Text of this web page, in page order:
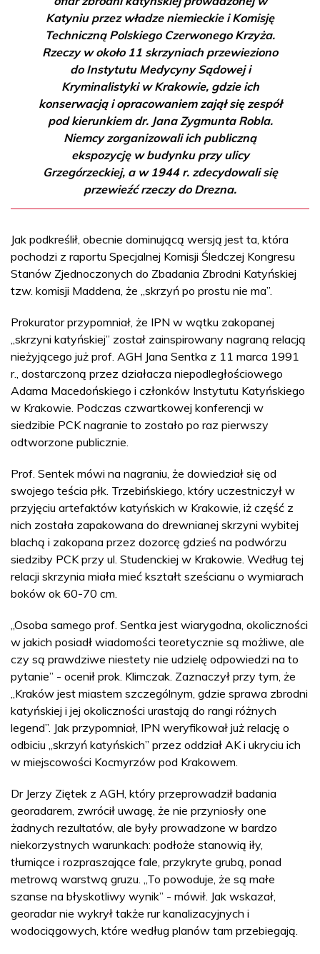
Katyniu przez władze niemieckie i Komisję
Techniczną Polskiego Czerwonego Krzyża.
Rzeczy w około 11 skrzyniach przewieziono
do Instytutu Medycyny Sądowej i
Kryminalistyki w Krakowie, gdzie ich
konserwacją i opracowaniem zajął się zespół
pod kierunkiem dr. Jana Zygmunta Robla.
Niemcy zorganizowali ich publiczną
ekspozycję w budynku przy ulicy
Grzegórzeckiej, a w 1944 r. zdecydowali się
przewieźć rzeczy do Drezna.
Jak podkreślił, obecnie dominującą wersją jest ta, która
pochodzi z raportu Specjalnej Komisji Śledczej Kongresu
Stanów Zjednoczonych do Zbadania Zbrodni Katyńskiej
tzw. komisji Maddena, że „skrzyń po prostu nie ma”.
Prokurator przypomniał, że IPN w wątku zakopanej
„skrzyni katyńskiej” został zainspirowany nagraną relacją
nieżyjącego już prof. AGH Jana Sentka z 11 marca 1991
r., dostarczoną przez działacza niepodległościowego
Adama Macedońskiego i członków Instytutu Katyńskiego
w Krakowie. Podczas czwartkowej konferencji w
siedzibie PCK nagranie to zostało po raz pierwszy
odtworzone publicznie.
Prof. Sentek mówi na nagraniu, że dowiedział się od
swojego teścia płk. Trzebińskiego, który uczestniczył w
przyjęciu artefaktów katyńskich w Krakowie, iż część z
nich została zapakowana do drewnianej skrzyni wybitej
blachą i zakopana przez dozorcę gdzieś na podwórzu
siedziby PCK przy ul. Studenckiej w Krakowie. Według tej
relacji skrzynia miała mieć kształt sześcianu o wymiarach
boków ok 60-70 cm.
„Osoba samego prof. Sentka jest wiarygodna, okoliczności
w jakich posiadł wiadomości teoretycznie są możliwe, ale
czy są prawdziwe niestety nie udzielę odpowiedzi na to
pytanie” - ocenił prok. Klimczak. Zaznaczył przy tym, że
„Kraków jest miastem szczególnym, gdzie sprawa zbrodni
katyńskiej i jej okoliczności urastają do rangi różnych
legend”. Jak przypomniał, IPN weryfikował już relację o
odbiciu „skrzyń katyńskich” przez oddział AK i ukryciu ich
w miejscowości Kocmyrzów pod Krakowem.
Dr Jerzy Ziętek z AGH, który przeprowadził badania
georadarem, zwrócił uwagę, że nie przyniosły one
żadnych rezultatów, ale były prowadzone w bardzo
niekorzystnych warunkach: podłoże stanowią iły,
tłumiące i rozpraszające fale, przykryte grubą, ponad
metrową warstwą gruzu. „To powoduje, że są małe
szanse na błyskotliwy wynik” - mówił. Jak wskazał,
georadar nie wykrył także rur kanalizacyjnych i
wodociągowych, które według planów tam przebiegają.